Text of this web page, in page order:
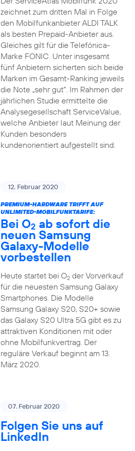
zeichnet zum dritten Mal in Folge
den Mobilfunkanbieter ALDI TALK
als besten Prepaid-Anbieter aus.
Gleiches gilt für die Telefónica-
Marke FONIC. Unter insgesamt
fünf Anbietern sicherten sich beide
Marken im Gesamt-Ranking jeweils
die Note „sehr gut“. Im Rahmen der
jährlichen Studie ermittelte die
Analysegesellschaft ServiceValue,
welche Anbieter laut Meinung der
Kunden besonders
kundenorientiert aufgestellt sind.
12. Februar 2020
PREMIUM-HARDWARE TRIFFT AUF
UNLIMITED-MOBILFUNKTARIFE:
Bei O2 ab sofort die
neuen Samsung
Galaxy-Modelle
vorbestellen
Heute startet bei O2der Vorverkauf
für die neuesten Samsung Galaxy
Smartphones. Die Modelle
Samsung Galaxy S20, S20+ sowie
das Galaxy S20 Ultra 5G gibt es zu
attraktiven Konditionen mit oder
ohne Mobilfunkvertrag. Der
reguläre Verkauf beginnt am 13.
März 2020.
07. Februar 2020
Folgen Sie uns auf
LinkedIn